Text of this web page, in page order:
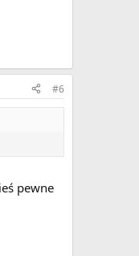
#6
pewne